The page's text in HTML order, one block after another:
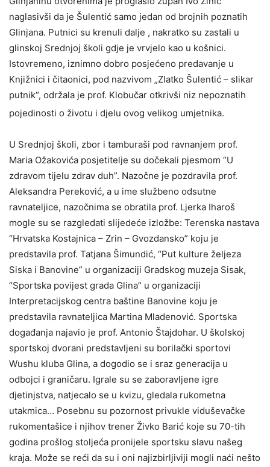
naglasivši da je Šulentić samo jedan od brojnih poznatih
Glinjana. Putnici su krenuli dalje , nakratko su zastali u
glinskoj Srednjoj školi gdje je vrvjelo kao u košnici.
Istovremeno, iznimno dobro posjećeno predavanje u
Knjižnici i čitaonici, pod nazvivom „Zlatko Šulentić – slikar
putnik“, održala je prof. Klobučar otkrivši niz nepoznatih
pojedinosti o životu i djelu ovog velikog umjetnika.
U Srednjoj školi, zbor i tamburaši pod ravnanjem prof.
Maria Ožakovića posjetitelje su dočekali pjesmom “U
zdravom tijelu zdrav duh”. Nazočne je pozdravila prof.
Aleksandra Pereković, a u ime službeno odsutne
ravnateljice, nazočnima se obratila prof. Ljerka Iharoš
mogle su se razgledati slijedeće izložbe: Terenska nastava
“Hrvatska Kostajnica – Zrin – Gvozdansko” koju je
predstavila prof. Tatjana Šimundić, “Put kulture željeza
Siska i Banovine” u organizaciji Gradskog muzeja Sisak,
“Sportska povijest grada Glina” u organizaciji
Interpretacijskog centra baštine Banovine koju je
predstavila ravnateljica Martina Mladenović. Sportska
događanja najavio je prof. Antonio Štajdohar. U školskoj
sportskoj dvorani predstavljeni su borilački sportovi
Wushu kluba Glina, a dogodio se i sraz generacija u
odbojci i graničaru. Igrale su se zaboravljene igre
djetinjstva, natjecalo se u kvizu, gledala rukometna
utakmica… Posebnu su pozornost privukle viduševačke
rukomentašice i njihov trener Živko Barić koje su 70-tih
godina prošlog stoljeća pronijele sportsku slavu našeg
kraja. Može se reći da su i oni najizbirljiviji mogli naći nešto